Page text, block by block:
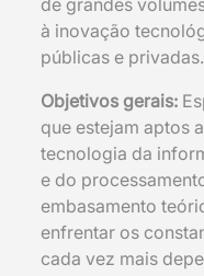
de grandes
à inovação
públicas e privadas.
Objetivos gerais:
que estejam aptos
tecnologia da
e do
embasamento
enfrentar os
cada vez mais